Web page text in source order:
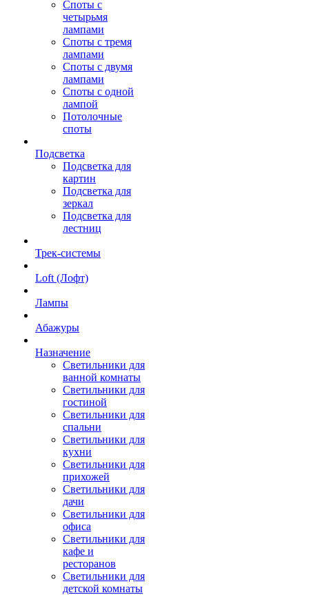
Споты с
четырьмя
лампами
Споты с тремя
лампами
Споты с двумя
лампами
Споты с одной
лампой
Потолочные
споты
Подсветка
Подсветка для
картин
Подсветка для
зеркал
Подсветка для
лестниц
Трек-системы
Loft (Лофт)
Лампы
Абажуры
Назначение
Светильники для
ванной комнаты
Светильники для
гостиной
Светильники для
спальни
Светильники для
кухни
Светильники для
прихожей
Светильники для
дачи
Светильники для
офиса
Светильники для
кафе и
ресторанов
Светильники для
детской комнаты